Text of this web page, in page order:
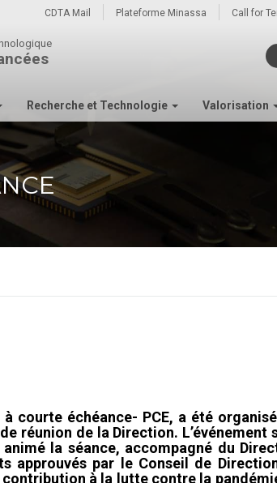
Call for
Plateforme Minassa
CDTA Mail
Recherche et Technologie Valorisation
courte échéance- PCE, a été
réunion de la Direction. L’événement
la séance, accompagné du
approuvés par le Conseil de
à la lutte contre la